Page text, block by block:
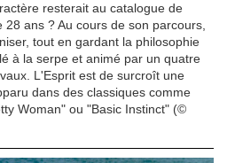
resterait au catalogue de
ans ? Au cours de son parcours,
tout en gardant la philosophie
à la serpe et animé par un quatre
L'Esprit est de surcroît une
dans des classiques comme
Woman" ou "Basic Instinct" (©